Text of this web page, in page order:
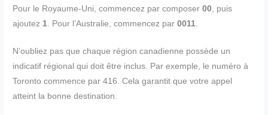
Pour le Royaume-Uni, commencez par composer00 , puis
ajoutez 1 . Pour l’Australie, commencez par0011
N’oubliez pas que chaque région canadienne possède un
indicatif régional qui doit être inclus. Par exemple, le numéro à
Toronto commence par 416. Cela garantit que votre appel
atteint la bonne destination.